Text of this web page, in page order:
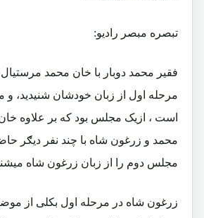
تبصره مبصر رادیو:
فقیر محمد دوبار با خان محمد
مرحله اول از زبان خودشان شنیدید، و
است ، ازیک مجلس بود که بر علاوه
محمد و زرغون شاه با چند نفر دیګر
مجلس دوم را از زبان زرغون شاه
زرغون شاه در مرحله اول بکلی از